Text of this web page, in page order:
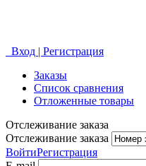
Вход | Регистрация
Заказы
Список сравнения
Отложенные товары
Отслеживание заказа
Отслеживание заказа
ВойтиРегистрация